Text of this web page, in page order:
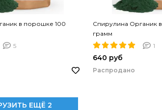
в порошке 100
5
Спирулина Органик
грамм
1
640 руб
Распродано
ЕЩЁ 2